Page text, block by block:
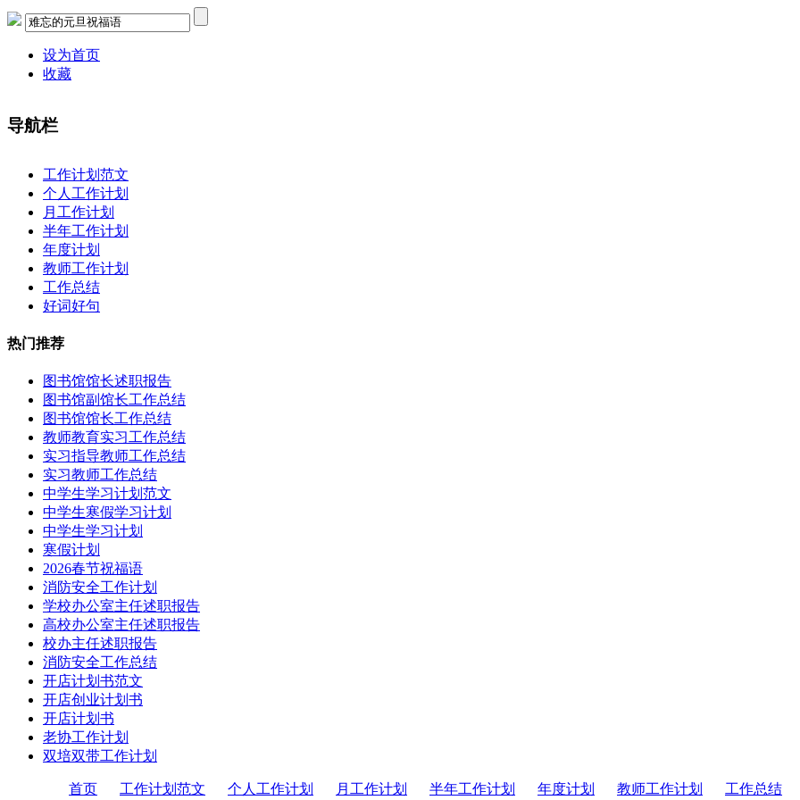
设为首页
收藏
导航栏
工作计划范文
个人工作计划
月工作计划
半年工作计划
年度计划
教师工作计划
工作总结
好词好句
热门推荐
图书馆馆长述职报告
图书馆副馆长工作总结
图书馆馆长工作总结
教师教育实习工作总结
实习指导教师工作总结
实习教师工作总结
中学生学习计划范文
中学生寒假学习计划
中学生学习计划
寒假计划
2026春节祝福语
消防安全工作计划
学校办公室主任述职报告
高校办公室主任述职报告
校办主任述职报告
消防安全工作总结
开店计划书范文
开店创业计划书
开店计划书
老协工作计划
双培双带工作计划
首页 工作计划范文 个人工作计划 月工作计划 半年工作计划 年度计划 教师工作计划 工作总结